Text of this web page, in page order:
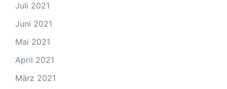
Juli 2021
Juni 2021
Mai 2021
April 2021
März 2021